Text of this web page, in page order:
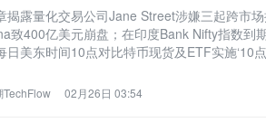
揭露量化交易公司Jane Street涉嫌三起跨市
致400亿美元崩盘；在印度Bank Nifty指数到
日美东时间10点对比特币现货及ETF实施‘10
TechFlow 02月26日 03:54